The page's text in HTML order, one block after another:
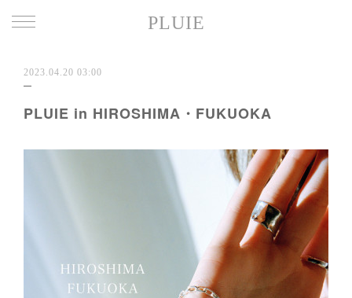
PLUIE
2023.04.20 03:00
PLUIE in HIROSHIMA・FUKUOKA